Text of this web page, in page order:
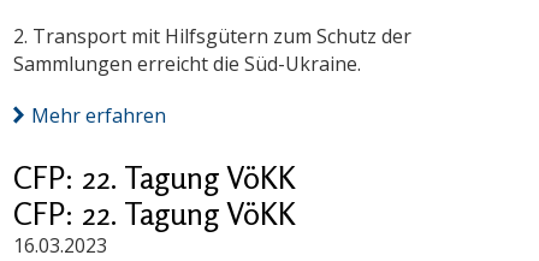
2. Transport mit Hilfsgütern zum Schutz der
Sammlungen erreicht die Süd-Ukraine.
Mehr erfahren
CFP: 22. Tagung VöKK
CFP: 22. Tagung VöKK
16.03.2023